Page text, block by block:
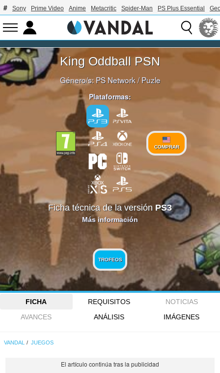
Sony Prime Video Anime Metacritic Spider-Man PS Plus Essential
King Oddball PSN
Género/s: PS Network/Puzle
Plataformas:
COMPRAR
Ficha técnica de la versión PS3
Más información
TROFEOS
FICHA REQUISITOS
NOTICIAS
AVANCES
ANÁLISIS IMÁGENES
VANDAL JUEGOS